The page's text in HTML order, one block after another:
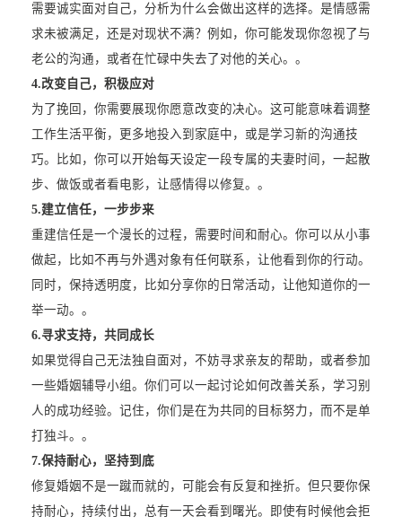
需要诚实面对自己，分析为什么会做出这样的选择。是情感需
求未被满足，还是对现状不满？例如，你可能发现你忽视了与
老公的沟通，或者在忙碌中失去了对他的关心。。
4.改变自己，积极应对
为了挽回，你需要展现你愿意改变的决心。这可能意味着调整
工作生活平衡，更多地投入到家庭中，或是学习新的沟通技
巧。比如，你可以开始每天设定一段专属的夫妻时间，一起散
步、做饭或者看电影，让感情得以修复。。
5.建立信任，一步步来
重建信任是一个漫长的过程，需要时间和耐心。你可以从小事
做起，比如不再与外遇对象有任何联系，让他看到你的行动。
同时，保持透明度，比如分享你的日常活动，让他知道你的一
举一动。。
6.寻求支持，共同成长
如果觉得自己无法独自面对，不妨寻求亲友的帮助，或者参加
一些婚姻辅导小组。你们可以一起讨论如何改善关系，学习别
人的成功经验。记住，你们是在为共同的目标努力，而不是单
打独斗。。
7.保持耐心，坚持到底
修复婚姻不是一蹴而就的，可能会有反复和挫折。但只要你保
持耐心，持续付出，总有一天会看到曙光。即使有时候他会拒